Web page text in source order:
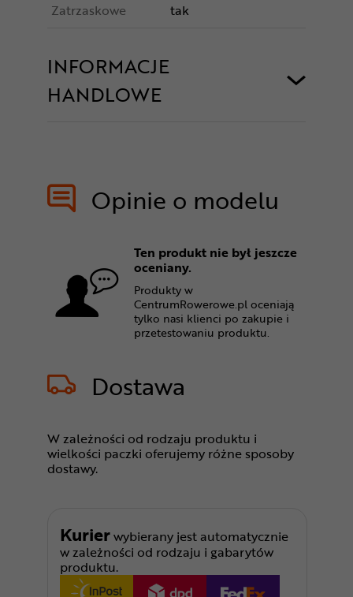
Zatrzaskowe tak
INFORMACJE
HANDLOWE
Opinie o modelu
Ten produkt nie był jeszcze
oceniany.
Produkty w
CentrumRowerowe.pl oceniają
tylko nasi klienci po zakupie i
przetestowaniu produktu.
Dostawa
W zależności od rodzaju produktu i
wielkości paczki oferujemy różne sposoby
dostawy.
Kurierwybierany jest automatycznie
w zależności od rodzaju i gabarytów
produktu.